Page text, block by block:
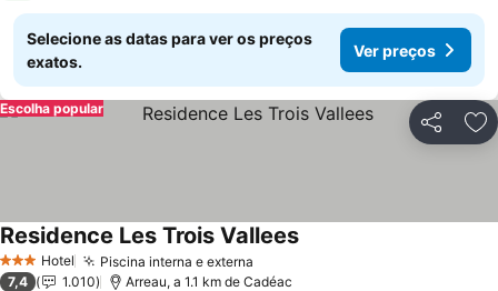
Selecione as datas para ver os preços
exatos.
Ver preços
Partilhar
Escolha popular
3 EstrelasHotel Piscina interna e externa
Residence Les Trois ValleesVer preços
7,4 1.010 Arreau, a 1.1 km de Cadéac